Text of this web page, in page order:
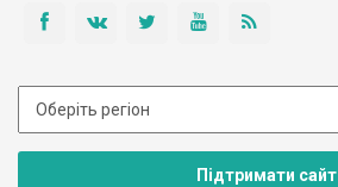
Підтримати сайт